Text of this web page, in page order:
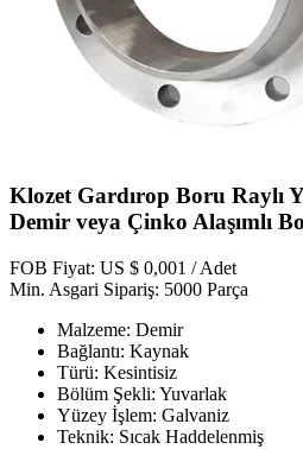
Klozet Gardırop Boru Raylı
Demir veya Çinko Alaşımlı
FOB Fiyat: US $ 0,001 / Adet
Min. Asgari Sipariş: 5000 Parça
Malzeme: Demir
Bağlantı: Kaynak
Türü: Kesintisiz
Bölüm Şekli: Yuvarlak
Yüzey İşlem: Galvaniz
Teknik: Sıcak Haddelenmiş